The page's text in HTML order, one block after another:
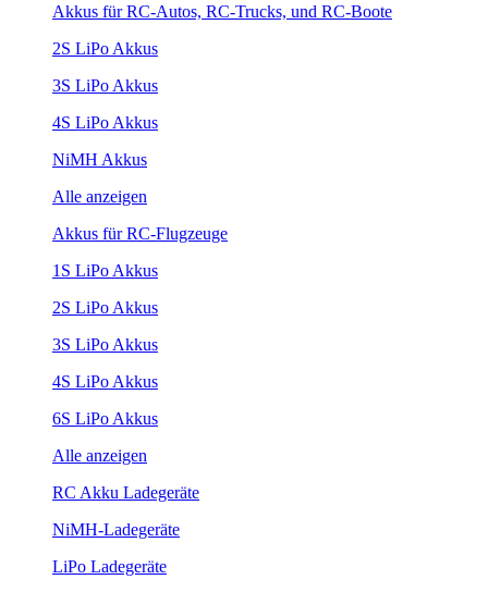
Akkus für RC-Autos, RC-Trucks, und RC-Boote
2S LiPo Akkus
3S LiPo Akkus
4S LiPo Akkus
NiMH Akkus
Alle anzeigen
Akkus für RC-Flugzeuge
1S LiPo Akkus
2S LiPo Akkus
3S LiPo Akkus
4S LiPo Akkus
6S LiPo Akkus
Alle anzeigen
RC Akku Ladegeräte
NiMH-Ladegeräte
LiPo Ladegeräte